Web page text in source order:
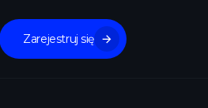
Zarejestruj się